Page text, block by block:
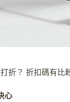
折？ 折扣碼有
心